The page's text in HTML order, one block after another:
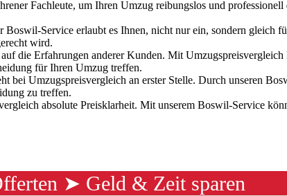
Fachleute, um Ihren Umzug reibungslos und
Boswil-Service erlaubt es Ihnen, nicht nur ein, sondern gleich
wird.
die Erfahrungen anderer Kunden. Mit
für Ihren Umzug treffen.
bei Umzugspreisvergleich an erster Stelle. Durch unseren
zu treffen.
absolute Preisklarheit. Mit unserem Boswil-Service
➤ Geld & Zeit sparen